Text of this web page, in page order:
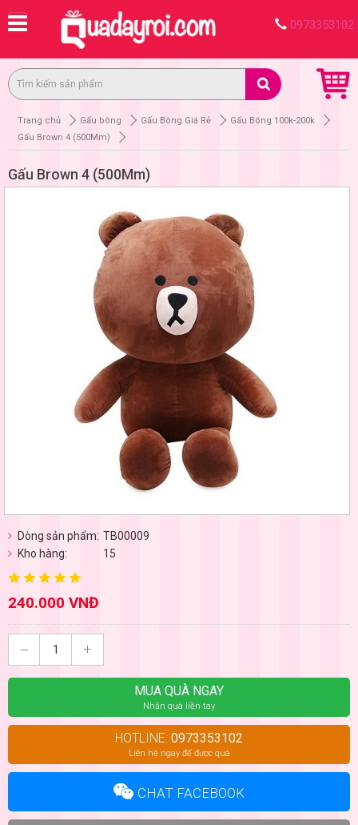
0973353102
Trang chủ Gấu bông Gấu Bông Giá Rẻ
Gấu Bông 100k-200k
Gấu Brown 4 (500Mm)
Gấu Brown 4 (500Mm)
Dòng sản phẩm: TB00009
Kho hàng:
15
240.000 VNĐ
MUA QUÀ NGAY
Nhận quà liền tay
HOTLINE: 0973353102
Liên hệ ngay để được quà
CHAT FACEBOOK